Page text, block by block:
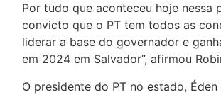
Por tudo que aconteceu hoje nessa
convicto que o PT tem todos as
liderar a base do governador e
em 2024 em Salvador”, afirmou
O presidente do PT no estado, Éden